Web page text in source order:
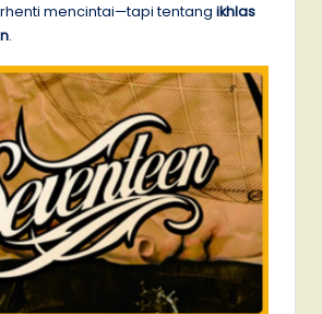
mencintai—tapi tentang ikhlas
.